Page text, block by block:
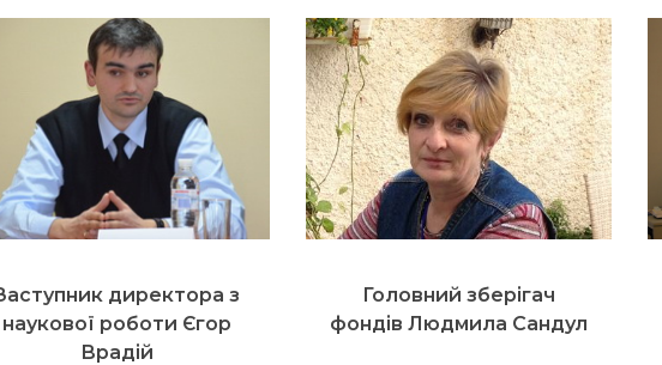
директора з
наукової роботи Єгор
Врадій
Головний зберігач
фондів Людмила Сандул